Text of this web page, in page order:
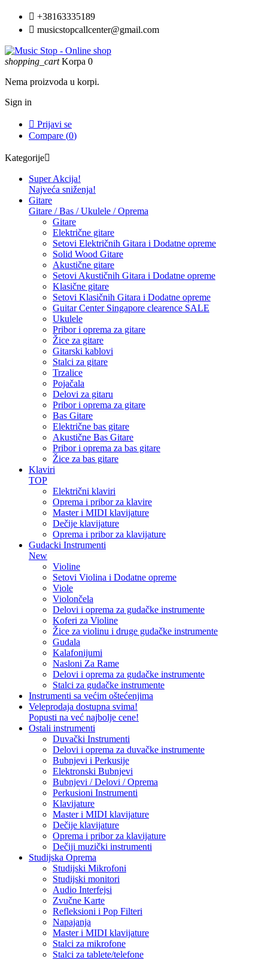
 +38163335189
 musicstopcallcenter@gmail.com
shopping_cart Korpa 0
Nema proizvoda u korpi.
Sign in
 Prijavi se
Compare (0)
Kategorije
Super Akcija!
Najveća sniženja!
Gitare
Gitare / Bas / Ukulele / Oprema
Gitare
Električne gitare
Setovi Električnih Gitara i Dodatne opreme
Solid Wood Gitare
Akustične gitare
Setovi Akustičnih Gitara i Dodatne opreme
Klasične gitare
Setovi Klasičnih Gitara i Dodatne opreme
Guitar Center Singapore clearence SALE
Ukulele
Pribor i oprema za gitare
Žice za gitare
Gitarski kablovi
Stalci za gitare
Trzalice
Pojačala
Delovi za gitaru
Pribor i oprema za gitare
Bas Gitare
Električne bas gitare
Akustične Bas Gitare
Pribor i oprema za bas gitare
Žice za bas gitare
Klaviri
TOP
Električni klaviri
Oprema i pribor za klavire
Master i MIDI klavijature
Dečije klavijature
Oprema i pribor za klavijature
Gudacki Instrumenti
New
Violine
Setovi Violina i Dodatne opreme
Viole
Violončela
Delovi i oprema za gudačke instrumente
Koferi za Violine
Žice za violinu i druge gudačke instrumente
Gudala
Kalafonijumi
Nasloni Za Rame
Delovi i oprema za gudačke instrumente
Stalci za gudačke instrumente
Instrumenti sa većim oštećenjima
Veleprodaja dostupna svima!
Popusti na već najbolje cene!
Ostali instrumenti
Duvački Instrumenti
Delovi i oprema za duvačke instrumente
Bubnjevi i Perkusije
Elektronski Bubnjevi
Bubnjevi / Delovi / Oprema
Perkusioni Instrumenti
Klavijature
Master i MIDI klavijature
Dečije klavijature
Oprema i pribor za klavijature
Dečiji muzički instrumenti
Studijska Oprema
Studijski Mikrofoni
Studijski monitori
Audio Interfejsi
Zvučne Karte
Refleksioni i Pop Filteri
Napajanja
Master i MIDI klavijature
Stalci za mikrofone
Stalci za tablete/telefone